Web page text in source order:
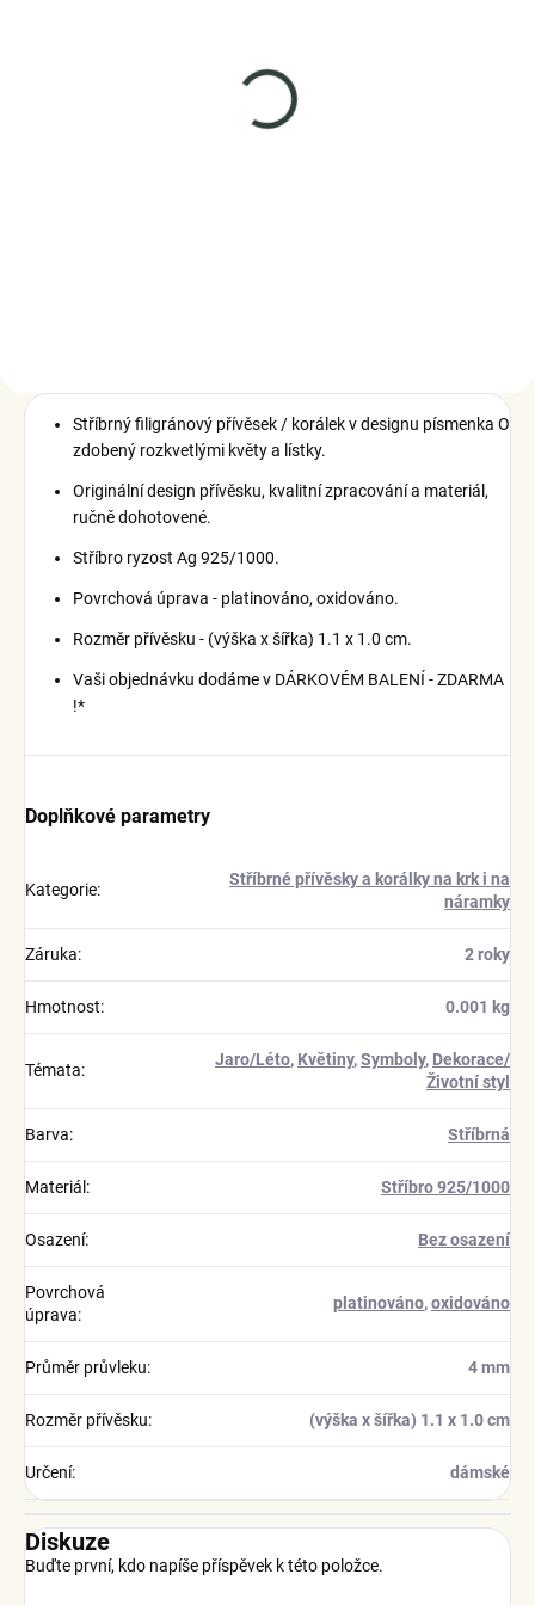
Stříbrný filigránový přívěsek / korálek v designu písmenka O
zdobený rozkvetlými květy a lístky.
Originální design přívěsku, kvalitní zpracování a materiál,
ručně dohotovené.
Stříbro ryzost Ag 925/1000.
Povrchová úprava - platinováno, oxidováno.
Rozměr přívěsku - (výška x šířka) 1.1 x 1.0 cm.
Vaši objednávku dodáme v DÁRKOVÉM BALENÍ - ZDARMA
!*
Doplňkové parametry
Kategorie:
Stříbrné přívěsky a korálky na krk i na
náramky
Záruka: 2 roky
Hmotnost: 0.001 kg
Témata:
Jaro/Léto, Květiny,Symboly, Dekorace/
Životní styl
Barva: Stříbrná
Materiál : Stříbro 925/1000
Osazení: Bez osazení
Povrchová
úprava:
platinováno,oxidováno
Průměr průvleku: 4 mm
Rozměr přívěsku: (výška x šířka) 1.1 x 1.0 cm
Určení: dámské
Diskuze
Buďte první, kdo napíše příspěvek k této položce.